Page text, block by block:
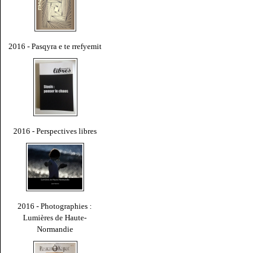
2016 - Pasqyra e te rrefyemit
2016 - Perspectives libres
2016 - Photographies :
Lumières de Haute-
Normandie